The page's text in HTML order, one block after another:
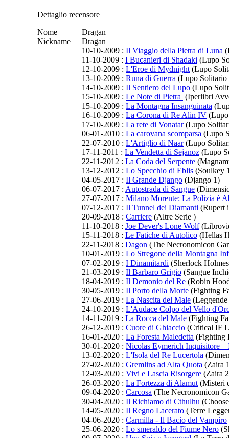
Dettaglio recensore
Nome
Dragan
Nickname
Dragan
10-10-2009 : Il Viaggio della Pietra di Luna
11-10-2009 : I Bucanieri di Shadaki (Lupo
12-10-2009 : L'Eroe di Mydnight (Lupo
13-10-2009 : Runa di Guerra (Lupo Solitario
14-10-2009 : Il Sentiero del Lupo (Lupo
15-10-2009 : Le Note di Pietra (Iperlibri
15-10-2009 : La Montagna Insanguinata
16-10-2009 : La Corona di Re Alin IV
17-10-2009 : La rete di Vonatar(Lupo
06-01-2010 : La carovana scomparsa (Lupo
22-07-2010 : L'Artiglio di Naar(Lupo
17-11-2011 : La Vendetta di Sejanoz (Lupo
22-11-2012 : La Coda del Serpente
13-12-2012 : Lo Specchio di Eblis (Soulkey
04-05-2017 : Il Grande Django (Django 1)
06-07-2017 : Autostrada di Sangue
27-07-2017 : Milano Morente: La Polizia è
07-12-2017 : Il Tunnel dei Diamanti (Rupert
20-09-2018 : Carriere (Altre Serie )
11-10-2018 : Joe Dever's Lone Wolf
15-11-2018 : Le Fatiche di Autolico (Hellas
22-11-2018 : Dagon (The Necronomicon
10-01-2019 : Lo Stregone della Montagna
07-02-2019 : I Dinamitardi (Sherlock
21-03-2019 : Il Barbaro Grigio (Sangue
18-04-2019 : Il Demonio del Re (Robin
30-05-2019 : Il Porto della Morte (Fighting
27-06-2019 : La Nascita del Male
24-10-2019 : L'Audace Colpo del Vello
14-11-2019 : La Rocca del Male (Fighting
26-12-2019 : Cuore di Ghiaccio (Critical IF
16-01-2020 : La Foresta Maledetta (Fighting
30-01-2020 : Nicolas Eymerich Inquisitore –
13-02-2020 : L'Isola del Re Lucertola
27-02-2020 : Gremlins ad Alta Quota (Zaira
12-03-2020 : Vivi e Lascia Risorgere (Zaira
26-03-2020 : La Fortezza di Alamut (Misteri
09-04-2020 : Carcosa (The Necronomicon
30-04-2020 : Il Richiamo di Cthulhu
14-05-2020 : Il Regno Lacerato (Terre
04-06-2020 : Carmilla - Il Bacio del Vampiro
25-06-2020 : Lo smeraldo del Fiume Nero